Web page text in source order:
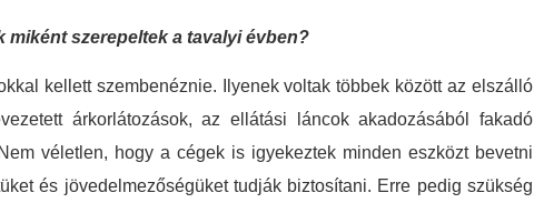
miként szerepeltek a tavalyi évben?
kellett szembenéznie. Ilyenek voltak többek között az elszálló
árkorlátozások, az ellátási láncok akadozásából fakadó
véletlen, hogy a cégek is igyekeztek minden eszközt bevetni
és jövedelmezőségüket tudják biztosítani. Erre pedig szükség